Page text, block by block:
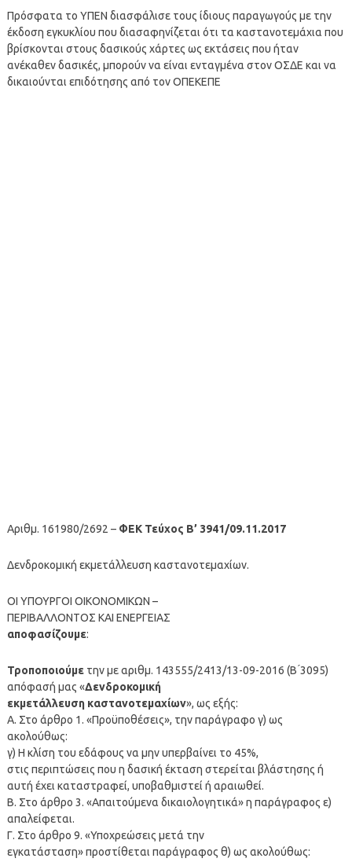
Πρόσφατα το ΥΠΕΝ διασφάλισε τους ίδιους παραγωγούς με την
έκδοση εγκυκλίου που διασαφηνίζεται ότι τα καστανοτεμάχια που
βρίσκονται στους δασικούς χάρτες ως εκτάσεις που ήταν
ανέκαθεν δασικές, μπορούν να είναι ενταγμένα στον ΟΣΔΕ και να
δικαιούνται επιδότησης από τον ΟΠΕΚΕΠΕ
Αριθμ. 161980/2692 – ΦΕΚ Τεύχος Β’ 3941/09.11.2017
Δενδροκομική εκμετάλλευση καστανοτεμαχίων.
ΟΙ ΥΠΟΥΡΓΟΙ ΟΙΚΟΝΟΜΙΚΩΝ –
ΠΕΡΙΒΑΛΛΟΝΤΟΣ ΚΑΙ ΕΝΕΡΓΕΙΑΣ
αποφασίζουμε:
Τροποποιούμετην με αριθμ. 143555/2413/13-09-2016 (Β ́3095)
απόφασή μας «Δενδροκομική
εκμετάλλευση καστανοτεμαχίων», ως εξής:
Α. Στο άρθρο 1. «Προϋποθέσεις», την παράγραφο γ) ως
ακολούθως:
γ) Η κλίση του εδάφους να μην υπερβαίνει το 45%,
στις περιπτώσεις που η δασική έκταση στερείται βλάστησης ή
αυτή έχει καταστραφεί, υποβαθμιστεί ή αραιωθεί.
Β. Στο άρθρο 3. «Απαιτούμενα δικαιολογητικά» η παράγραφος ε)
απαλείφεται.
Γ. Στο άρθρο 9. «Υποχρεώσεις μετά την
εγκατάσταση» προστίθεται παράγραφος θ) ως ακολούθως: